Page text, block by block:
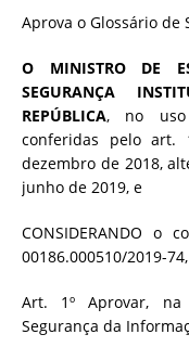
Aprova o Glossário de
O MINISTRO DE
SEGURANÇA
REPÚBLICA, no uso
conferidas pelo art.
dezembro de 2018,
junho de 2019, e
CONSIDERANDO o
00186.000510/2019-
Art. 1º Aprovar,
Segurança da